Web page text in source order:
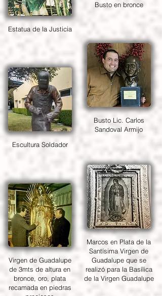
Estatua de la Justicia
Escultura Soldador
Virgen de Guadalupe
de 3mts de altura en
bronce, oro, plata
recamada en piedras
Busto en bronce
Busto Lic. Carlos
Sandoval Armijo
Marcos en Plata de la
Santísima Virgen de
Guadalupe que se
realizó para la Basílica
de la Virgen Guadalupe